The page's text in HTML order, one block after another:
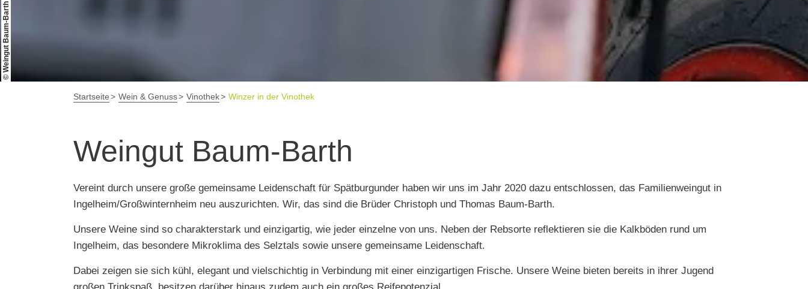
© Weingut Baum-Barth
Startseite Wein & Genuss Vinothek Winzer in der Vinothek
Weingut Baum-Barth
Vereint durch unsere große gemeinsame Leidenschaft für Spätburgunder haben wir uns im Jahr 2020 dazu entschlossen, das Familienweingut in
Ingelheim/Großwinternheim neu auszurichten. Wir, das sind die Brüder Christoph und Thomas Baum-Barth.
Unsere Weine sind so charakterstark und einzigartig, wie jeder einzelne von uns. Neben der Rebsorte reflektieren sie die Kalkböden rund um
Ingelheim, das besondere Mikroklima des Selztals sowie unsere gemeinsame Leidenschaft.
Dabei zeigen sie sich kühl, elegant und vielschichtig in Verbindung mit einer einzigartigen Frische. Unsere Weine bieten bereits in ihrer Jugend